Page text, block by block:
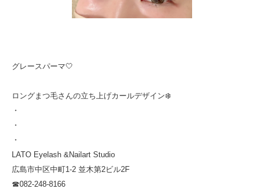
グレースパーマ🤍
ロングまつ毛さんの立ち上げカールデザイン❄️
・
・
・
LATO Eyelash &Nailart Studio
広島市中区中町1-2 並木第2ビル2F
☎︎082-248-8166